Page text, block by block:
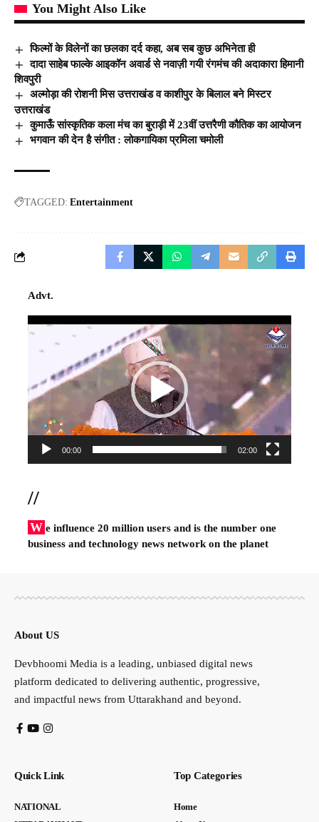
You Might Also Like
फिल्मों के विलेनों का छलका दर्द कहा, अब सब कुछ अभिनेता ही
दादा साहेब फाल्के आइकॉन अवार्ड से नवाज़ी गयी रंगमंच की अदाकारा हिमानी
शिवपुरी
अल्मोड़ा की रोशनी मिस उत्तराखंड व काशीपुर के बिलाल बने मिस्टर
उत्तराखंड
कुमाऊँ सांस्कृतिक कला मंच का बुराड़ी में 23वीं उत्तरैणी कौतिक का आयोजन
भगवान की देन है संगीत : लोकगायिका प्रमिला चमोली
TAGGED: Entertainment
Advt.
Video
00:00 02:00
//
W e influence 20 million users and is the number one
business and technology news network on the planet
About US
Devbhoomi Media is a leading, unbiased digital news
platform dedicated to delivering authentic, progressive,
and impactful news from Uttarakhand and beyond.
Quick Link
NATIONAL
Top Categories
Home